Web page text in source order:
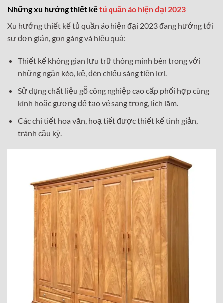
Những xu hướng thiết kếtủ quần áo hiện đại 2023
Xu hướng thiết kế tủ quần áo hiện đại 2023 đang hướng tới
sự đơn giản, gọn gàng và hiệu quả:
Thiết kế không gian lưu trữ thông minh bên trong với
những ngăn kéo, kệ, đèn chiếu sáng tiện lợi.
Sử dụng chất liệu gỗ công nghiệp cao cấp phối hợp cùng
kính hoặc gương để tạo vẻ sang trọng, lịch lãm.
Các chi tiết hoa văn, hoạ tiết được thiết kế tinh giản,
tránh cầu kỳ.